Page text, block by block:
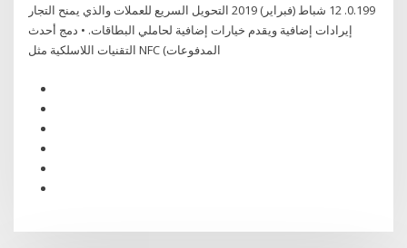
0.199. 12 شباط (فبراير) 2019 التحويل السريع للعملات والذي يمنح التجار
إيرادات إضافية ويقدم خيارات إضافية لحاملي البطاقات. • دمج أحدث